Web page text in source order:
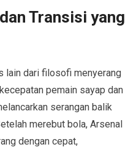
Transisi yang
lain dari filosofi menyerang
pemain sayap dan
serangan balik
merebut bola, Arsenal
dengan cepat,